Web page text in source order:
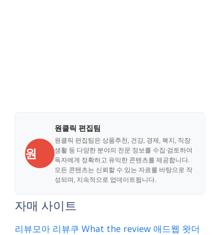
원
원클릭 편집팀
원클릭 편집팀은 상품추천, 건강, 경제, 복지, 직장
생활 등 다양한 분야의 전문 정보를 수집·검토하여
독자에게 정확하고 유익한 콘텐츠를 제공합니다.
모든 콘텐츠는 신뢰할 수 있는 자료를 바탕으로 작
성되며, 지속적으로 업데이트됩니다.
자매 사이트
리뷰모아 리뷰쿠 What the review 애드웹 왓더